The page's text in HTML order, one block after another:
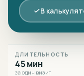
В
ДЛИТЕЛЬНОСТЬ
45 мин
за один визит